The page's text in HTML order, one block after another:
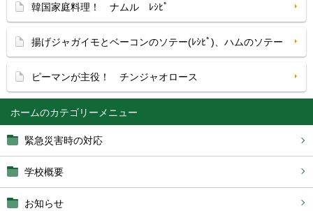
ホーム
緊急災害時の対応
学校概要
お知らせ
韓国家庭料理！ ナムル ﾚｼﾋﾟ
揚げジャガイモとベーコンのソテー(ﾚｼﾋﾟ)、ハムのソテー
ピーマンが主役！ チンジャオロース